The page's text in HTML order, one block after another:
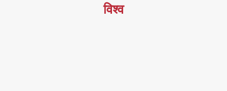
विश्व